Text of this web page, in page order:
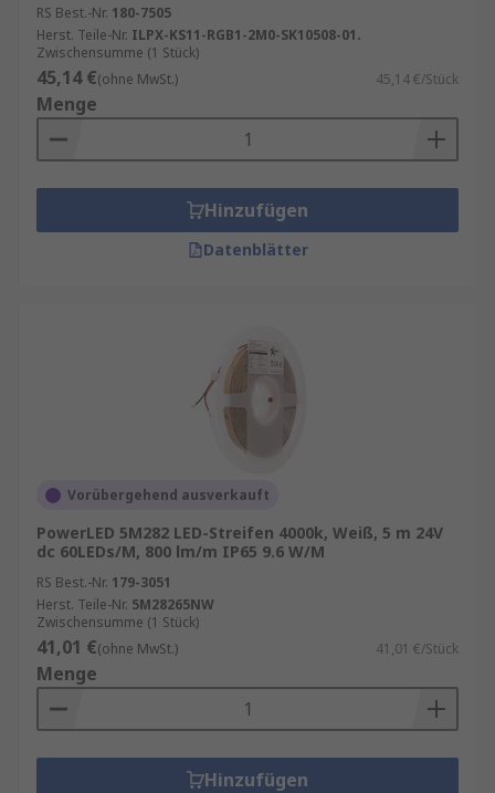
RS Best.-Nr. 180-7505
Herst. Teile-Nr. ILPX-KS11-RGB1-2M0-SK10508-01.
Zwischensumme (1 Stück)
45,14 €(ohne MwSt.) 45,14 €/Stück
Menge
Hinzufügen
Datenblätter
Vorübergehend ausverkauft
PowerLED 5M282 LED-Streifen 4000k, Weiß, 5 m 24V
dc 60LEDs/M, 800 lm/m IP65 9.6 W/M
RS Best.-Nr. 179-3051
Herst. Teile-Nr. 5M28265NW
Zwischensumme (1 Stück)
41,01 €(ohne MwSt.) 41,01 €/Stück
Menge
Hinzufügen